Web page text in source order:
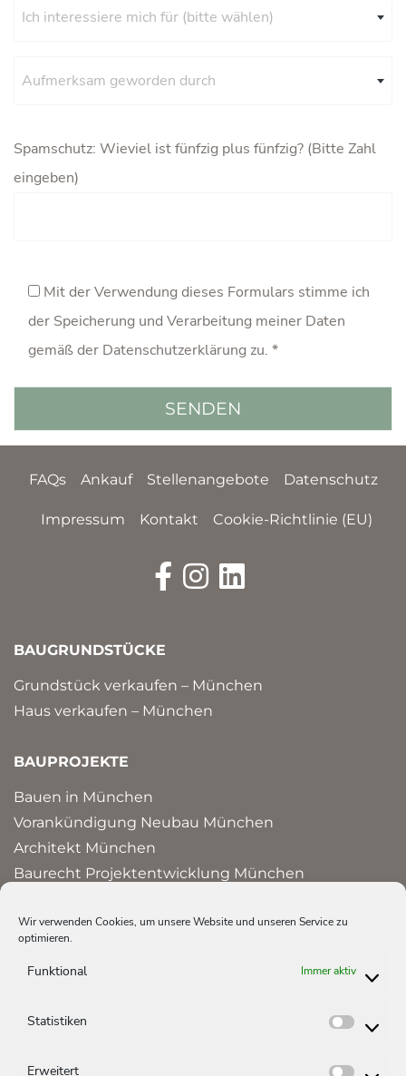
Wir verwenden Cookies, um unsere Website und unseren Service zu
optimieren.
Funktional Immer aktiv
Statistiken
Erweitert
Ich interessiere mich für (bitte wählen)
Aufmerksam geworden durch
Spamschutz: Wieviel ist fünfzig plus fünfzig? (Bitte Zahl
eingeben)
Mit der Verwendung dieses Formulars stimme ich
der Speicherung und Verarbeitung meiner Daten
gemäß der Datenschutzerklärung zu. *
FAQs Ankauf Stellenangebote Datenschutz
Impressum Kontakt Cookie-Richtlinie (EU)
BAUGRUNDSTÜCKE
Grundstück verkaufen – München
Haus verkaufen – München
BAUPROJEKTE
Bauen in München
Vorankündigung Neubau München
Architekt München
Baurecht Projektentwicklung München